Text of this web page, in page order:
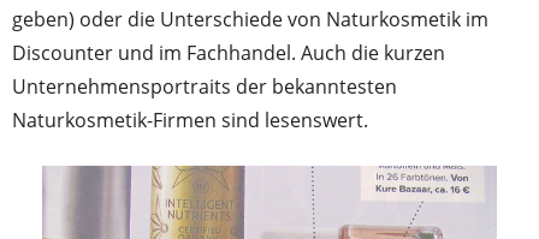
geben) oder die Unterschiede von Naturkosmetik im
Discounter und im Fachhandel. Auch die kurzen
Unternehmensportraits der bekanntesten
Naturkosmetik-Firmen sind lesenswert.